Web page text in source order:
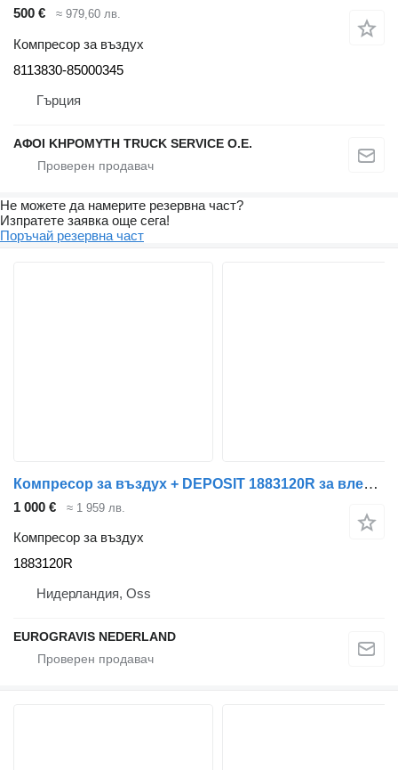
500 € ≈ 979,60 лв.
Компресор за въздух
8113830-85000345
Гърция
ΑΦΟΙ ΚΗΡΟΜΥΤΗ TRUCK SERVICE Ο.Ε.
Не можете да намерите резервна част?
Изпратете заявка още сега!
Поръчай резервна част
Компресор за въздух + DEPOSIT 1883120R за влекач DAF MX11 E6
1 000 € ≈ 1 959 лв.
Компресор за въздух
1883120R
Нидерландия, Oss
EUROGRAVIS NEDERLAND